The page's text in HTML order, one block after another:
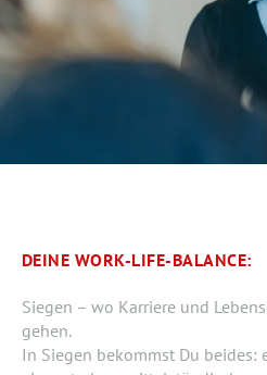
DEINE WORK-LIFE-BALANCE:
Siegen – wo Karriere und
gehen.
In Siegen bekommst Du beides: